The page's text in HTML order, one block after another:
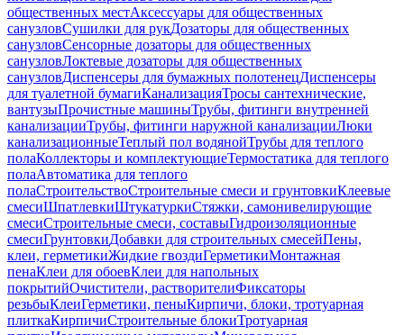
общественных местАксессуары для общественных
санузловСушилки для рукДозаторы для общественных
санузловСенсорные дозаторы для общественных
санузловЛоктевые дозаторы для общественных
санузловДиспенсеры для бумажных полотенецДиспенсеры
для туалетной бумагиКанализацияТросы сантехнические,
вантузыПрочистные машиныТрубы, фитинги внутренней
канализацииТрубы, фитинги наружной канализацииЛюки
канализационныеТеплый пол водянойТрубы для теплого
полаКоллекторы и комплектующиеТермостатика для теплого
полаАвтоматика для теплого
полаСтроительствоСтроительные смеси и грунтовкиКлеевые
смесиШпатлевкиШтукатуркиСтяжки, самонивелирующие
смесиСтроительные смеси, составыГидроизоляционные
смесиГрунтовкиДобавки для строительных смесейПены,
клеи, герметикиЖидкие гвоздиГерметикиМонтажная
пенаКлеи для обоевКлеи для напольных
покрытийОчистители, растворителиФиксаторы
резьбыКлеиГерметики, пеныКирпичи, блоки, тротуарная
плиткаКирпичиСтроительные блокиТротуарная